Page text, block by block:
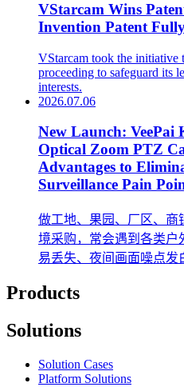
VStarcam Wins
Invention Patent
VStarcam took the initiative
proceeding to safeguard its
interests.
2026.07.06
New Launch:
Optical Zoom PTZ
Advantages to
Surveillance Pain
做工地、果园、厂区、商
境采购，常会遇到各类户
易丢失、夜间画面噪点发
Products
Solutions
Solution Cases
Platform Solutions